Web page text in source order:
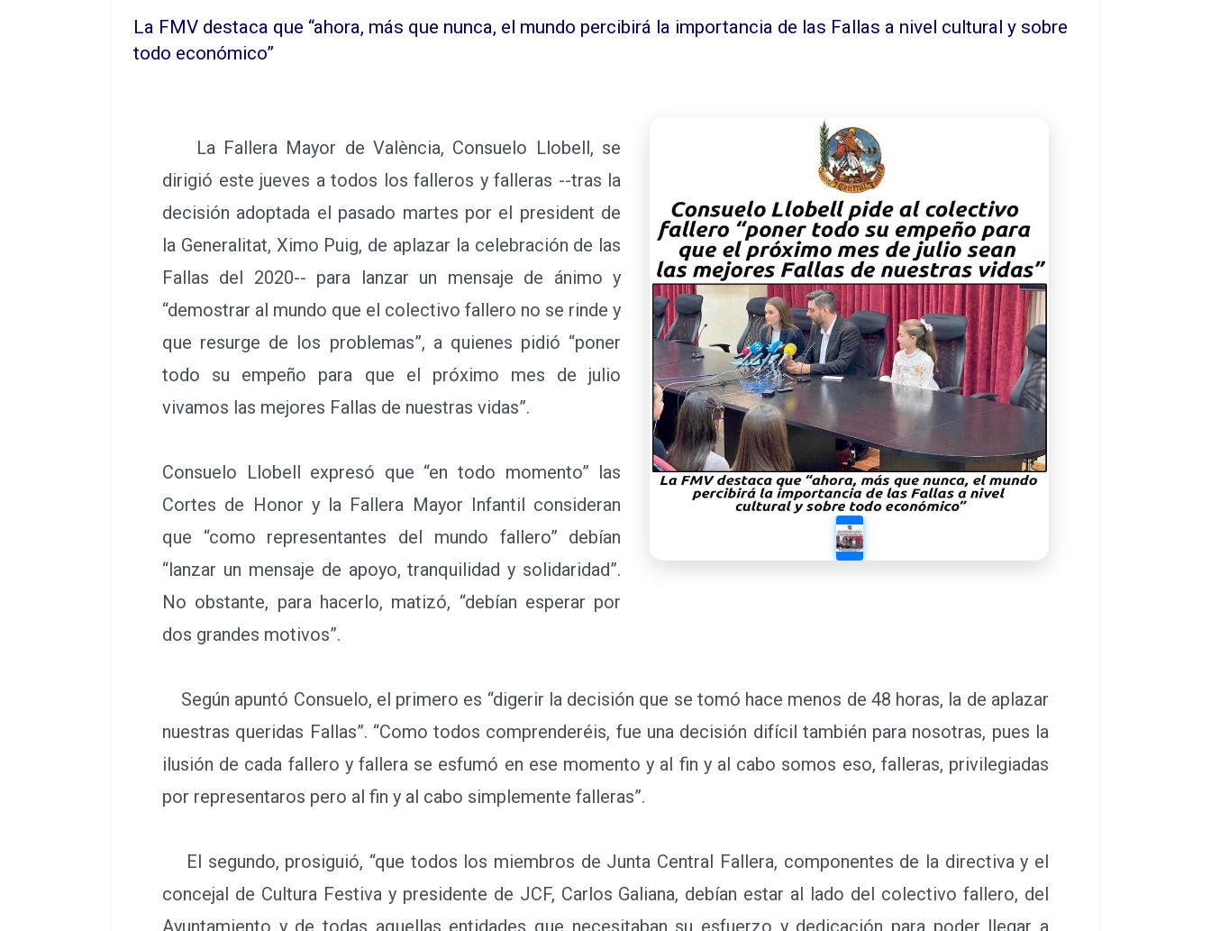
La FMV destaca que “ahora, más que nunca, el mundo percibirá la importancia de las Fallas a nivel cultural y sobre
todo económico”
La Fallera Mayor de València, Consuelo Llobell, se
dirigió este jueves a todos los falleros y falleras --tras la
decisión adoptada el pasado martes por el president de
la Generalitat, Ximo Puig, de aplazar la celebración de las
Fallas del 2020-- para lanzar un mensaje de ánimo y
“demostrar al mundo que el colectivo fallero no se rinde y
que resurge de los problemas”, a quienes pidió “poner
todo su empeño para que el próximo mes de julio
vivamos las mejores Fallas de nuestras vidas”.
Consuelo Llobell expresó que “en todo momento” las
Cortes de Honor y la Fallera Mayor Infantil consideran
que “como representantes del mundo fallero” debían
“lanzar un mensaje de apoyo, tranquilidad y solidaridad”.
No obstante, para hacerlo, matizó, “debían esperar por
dos grandes motivos”.
Según apuntó Consuelo, el primero es “digerir la decisión que se tomó hace menos de 48 horas, la de aplazar
nuestras queridas Fallas”. “Como todos comprenderéis, fue una decisión difícil también para nosotras, pues la
ilusión de cada fallero y fallera se esfumó en ese momento y al fin y al cabo somos eso, falleras, privilegiadas
por representaros pero al fin y al cabo simplemente falleras”.
El segundo, prosiguió, “que todos los miembros de Junta Central Fallera, componentes de la directiva y el
concejal de Cultura Festiva y presidente de JCF, Carlos Galiana, debían estar al lado del colectivo fallero, del
Ayuntamiento y de todas aquellas entidades que necesitaban su esfuerzo y dedicación para poder llegar a